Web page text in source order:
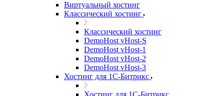
Виртуальный хостинг
Классический хостинг
Классический хостинг
DemoHost vHost-S
DemoHost vHost-1
DemoHost vHost-2
DemoHost vHost-3
Хостинг для 1С-Битрикс
Хостинг для 1С-Битрикс